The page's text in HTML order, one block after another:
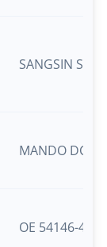
SANGSIN
MANDO
OE 54146-